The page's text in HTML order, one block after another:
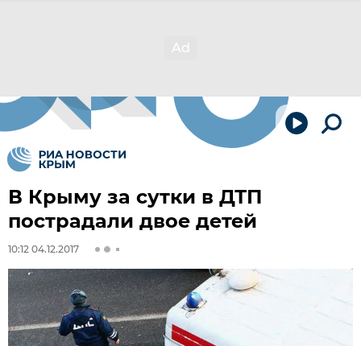
В Крыму за сутки в ДТП
пострадали двое детей
10:12 04.12.2017